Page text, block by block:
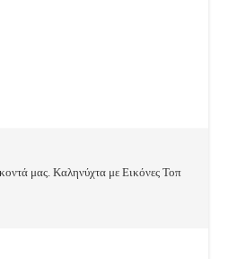
μας. Καληνύχτα με Εικόνες Τοπ